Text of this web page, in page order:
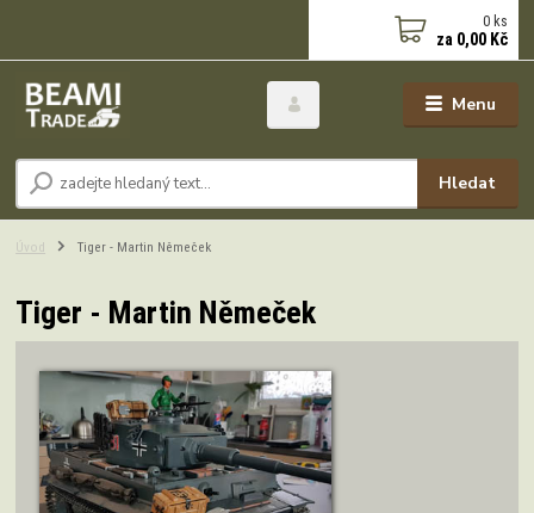
Menu
Hledat
0 ks
za 0,00 Kč
Úvod Tiger - Martin Němeček
Tiger - Martin Němeček